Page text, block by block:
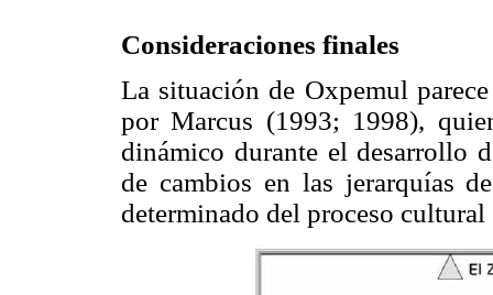
Consideraciones finales
La situación de Oxpemul
por Marcus (1993; 1998),
dinámico durante el desarrollo
de cambios en las jerarquías
determinado del proceso cultural